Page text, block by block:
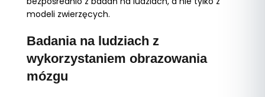
modeli zwierzęcych.
Badania na ludziach z
wykorzystaniem obrazowania
mózgu